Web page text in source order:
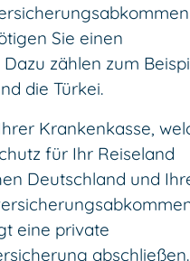
Sie einen
zählen zum
die Türkei.
Krankenkasse,
für Ihr Reiseland
Deutschland und
eine private
abschließen.